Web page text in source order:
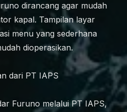
dirancang agar mudah
kapal. Tampilan layar
menu yang sederhana
dioperasikan.
dari PT IAPS
Furuno melalui PT IAPS,